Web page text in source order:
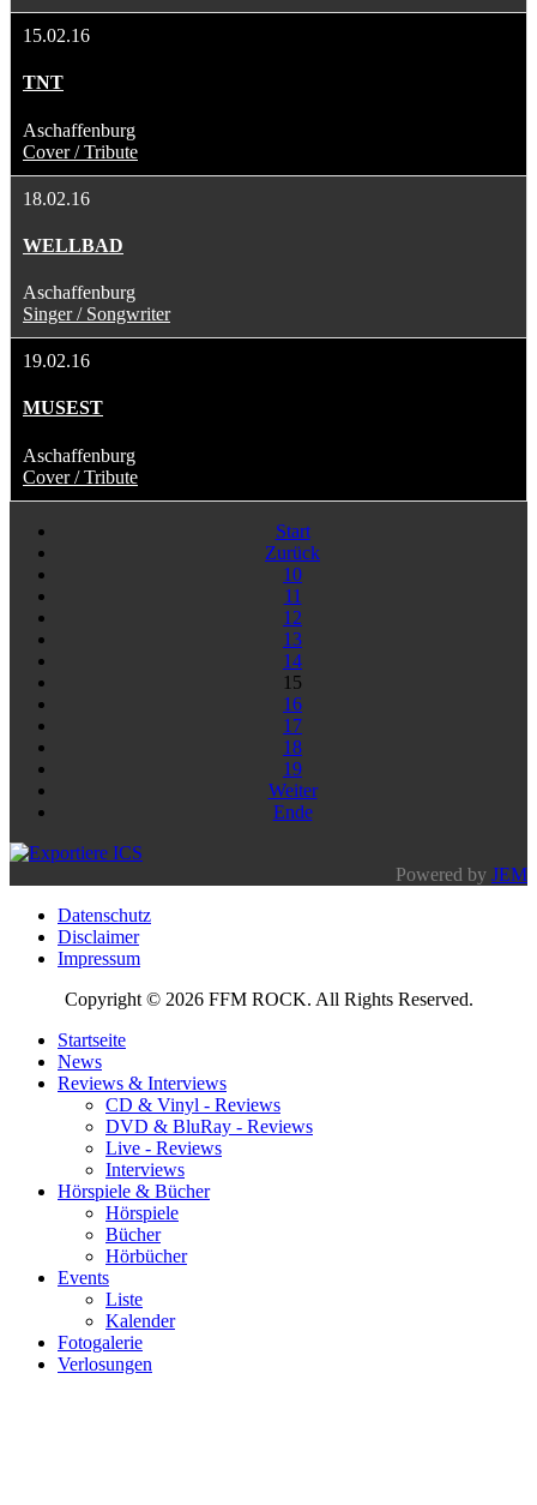
15.02.16
TNT
Aschaffenburg
Cover / Tribute
18.02.16
WELLBAD
Aschaffenburg
Singer / Songwriter
19.02.16
MUSEST
Aschaffenburg
Cover / Tribute
Start
Zurück
10
11
12
13
14
15
16
17
18
19
Weiter
Ende
Powered by JEM
Datenschutz
Disclaimer
Impressum
Copyright © 2026 FFM ROCK. All Rights Reserved.
Startseite
News
Reviews & Interviews
CD & Vinyl - Reviews
DVD & BluRay - Reviews
Live - Reviews
Interviews
Hörspiele & Bücher
Hörspiele
Bücher
Hörbücher
Events
Liste
Kalender
Fotogalerie
Verlosungen